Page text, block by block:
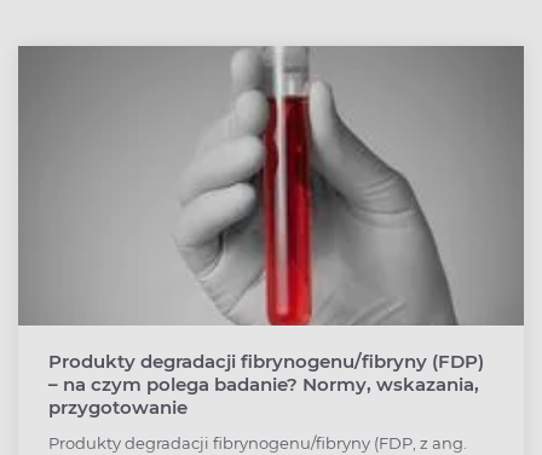
badanie aktywności reninowej osocza i jak się do niego
Produkty degradacji fibrynogenu/fibryny (FDP)
– na czym polega badanie? Normy, wskazania,
przygotowanie
Produkty degradacji fibrynogenu/fibryny (FDP, z ang.